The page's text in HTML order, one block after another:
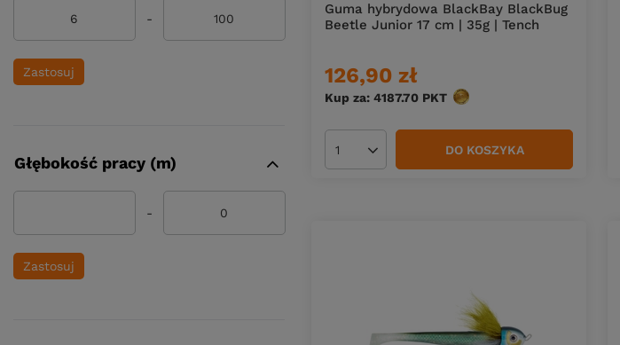
-
Zastosuj
Głębokość pracy (m)
-
Zastosuj
Guma hybrydowa BlackBay BlackBug
Beetle Junior 17 cm | 35g | Tench
126,90 zł
Kup za: 4187.70 PKT punktów
Ilość produktów DO KOSZYKA